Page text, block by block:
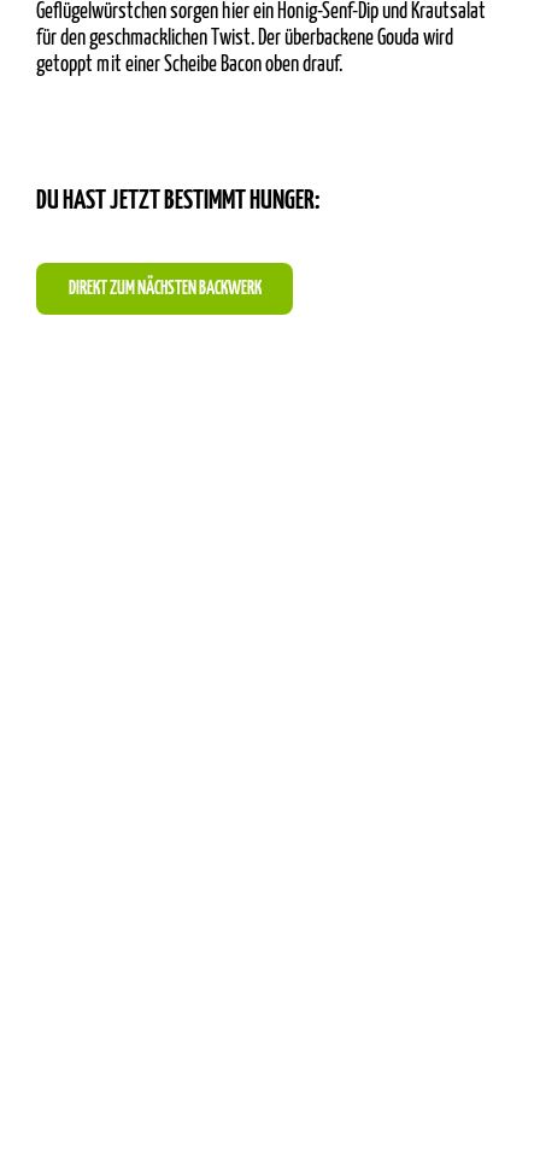
Geflügelwürstchen sorgen hier ein Honig-Senf-Dip und Krautsalat
für den geschmacklichen Twist. Der überbackene Gouda wird
getoppt mit einer Scheibe Bacon oben drauf.
DU HAST JETZT BESTIMMT HUNGER:
DIREKT ZUM NÄCHSTEN BACKWERK